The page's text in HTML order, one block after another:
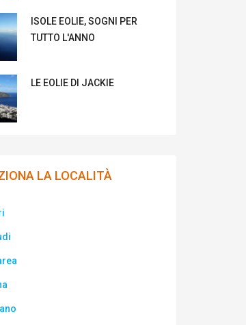
ISOLE EOLIE, SOGNI PER
TUTTO L'ANNO
LE EOLIE DI JACKIE
LA LOCALITÀ